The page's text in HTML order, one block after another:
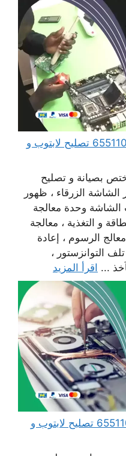
مهندس كمبيوتر النويصيب 65511033 تصليح لابتوب و
بصيانة و تصليح
الزرقاء ، ظهور
الشاشة وحدة معالجة
و التغذية ، معالجة
الرسوم ، إعادة
التوانزستور ،
... اقرأ المزيد
مهندس كمبيوتر الضباعية 65511033 تصليح لابتوب و